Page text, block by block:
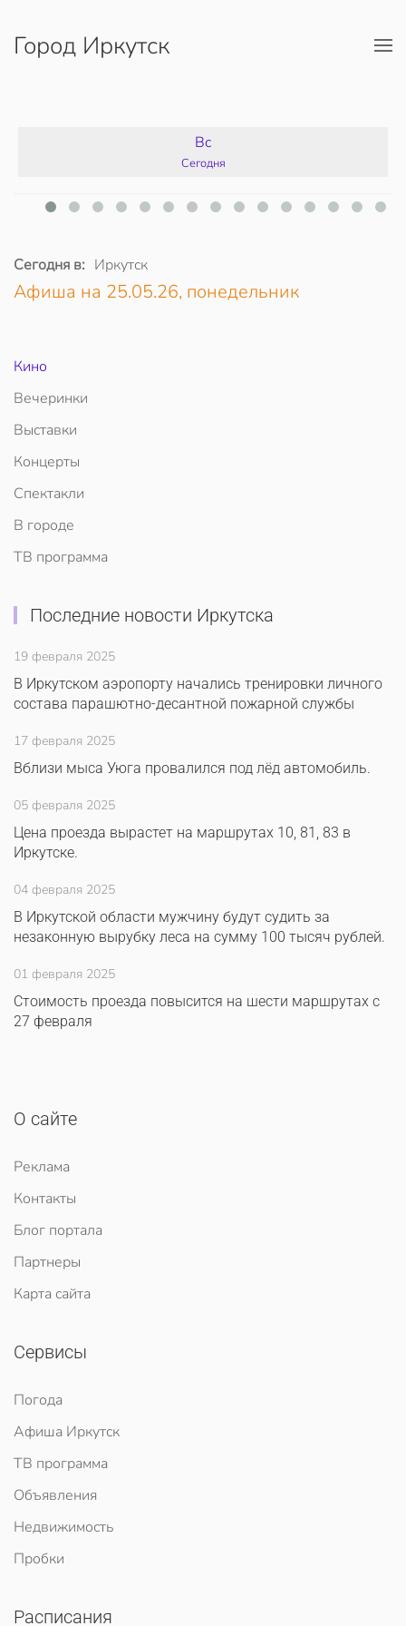
Перейти к содержимому
Город Иркутск
Вс
Сегодня
Сегодня в: Иркутск
Афиша на 25.05.26, понедельник
Кино
Вечеринки
Выставки
Концерты
Спектакли
В городе
ТВ программа
Последние новости Иркутска
19 февраля 2025
В Иркутском аэропорту начались тренировки личного
состава парашютно-десантной пожарной службы
17 февраля 2025
Вблизи мыса Уюга провалился под лёд автомобиль.
05 февраля 2025
Цена проезда вырастет на маршрутах 10, 81, 83 в
Иркутске.
04 февраля 2025
В Иркутской области мужчину будут судить за
незаконную вырубку леса на сумму 100 тысяч рублей.
01 февраля 2025
Стоимость проезда повысится на шести маршрутах с
27 февраля
О сайте
Реклама
Контакты
Блог портала
Партнеры
Карта сайта
Сервисы
Погода
Афиша Иркутск
ТВ программа
Объявления
Недвижимость
Пробки
Расписания